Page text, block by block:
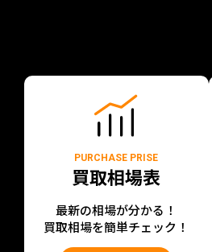
PURCHASE PRISE
買取相場表
最新の相場が分かる！
買取相場を簡単チェック！